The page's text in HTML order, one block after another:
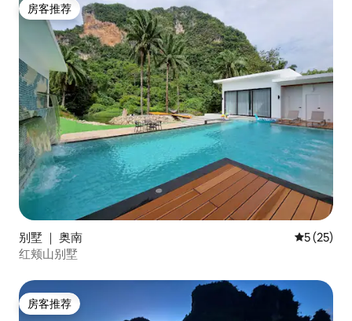
房客推荐
房客推荐
别墅 ｜ 奥南 平均评分
5 (25)
红颊山别墅
房客推荐
房客推荐